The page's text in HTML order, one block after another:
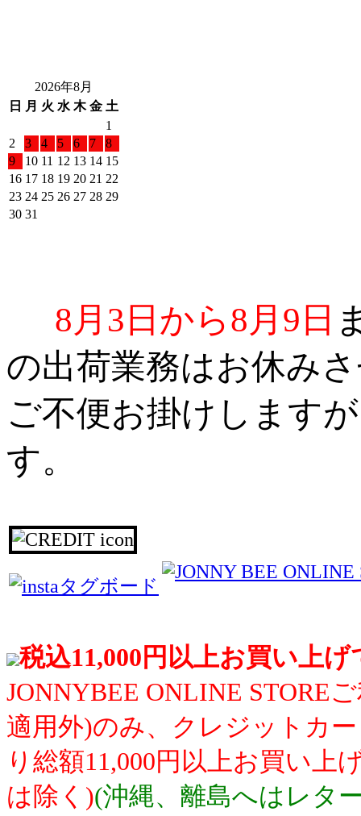
2026年8月
日
月 火 水 木 金 土
1
2
3 4 5 6 7
8
9
10 11 12 13 14 15
16 17 18 19 20 21 22
23 24 25 26 27 28 29
30 31
8月3日から8月9日
の出荷業務はお休み
ご不便お掛けします
す。
税込11,000円以上お買い上
JONNYBEE ONLINE STORE
適用外)のみ、クレジットカ
り総額11,000円以上お買い上
は除く)(沖縄、離島へはレタ